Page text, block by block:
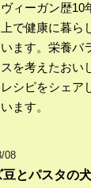
ヴィーガン歴10
上で健康に暮ら
います。栄養バ
スを考えたおい
レシピをシェア
います。
08
豆とパスタの